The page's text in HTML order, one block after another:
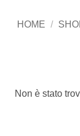
HOME /
Non è stato